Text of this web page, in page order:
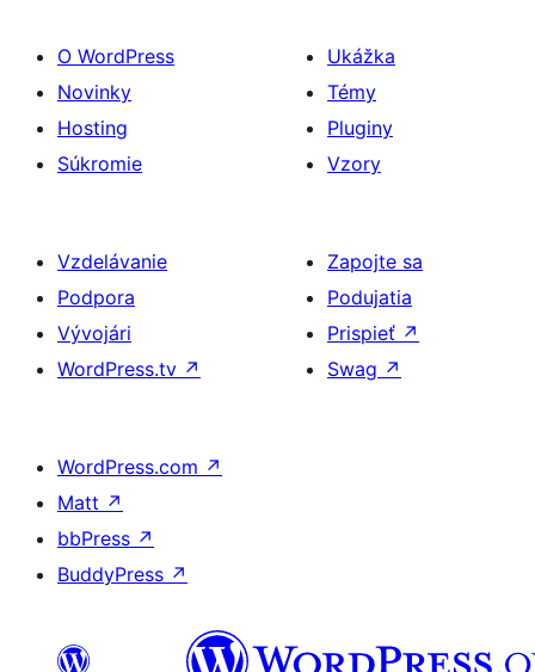
O WordPress
Novinky
Hosting
Súkromie
Ukážka
Témy
Pluginy
Vzory
Vzdelávanie
Podpora
Vývojári
WordPress.tv ↗
Zapojte sa
Podujatia
Prispieť ↗
Swag ↗
WordPress.com ↗
Matt ↗
bbPress ↗
BuddyPress ↗